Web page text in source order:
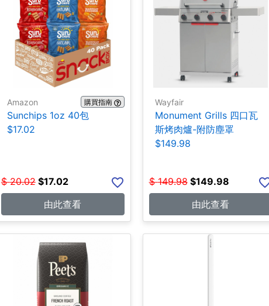
Amazon 購買指南
Sunchips 1oz 40包
$17.02
$ 20.02 $17.02
由此查看
Wayfair
Monument Grills 四口瓦
斯烤肉爐-附防塵罩
$149.98
$ 149.98 $149.98
由此查看